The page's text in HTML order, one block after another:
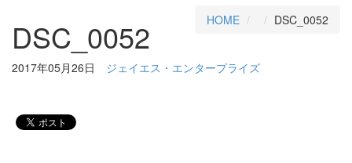
DSC_0052 HOME DSC_0052
2017年05月26日 ジェイエス・エンタープライズ